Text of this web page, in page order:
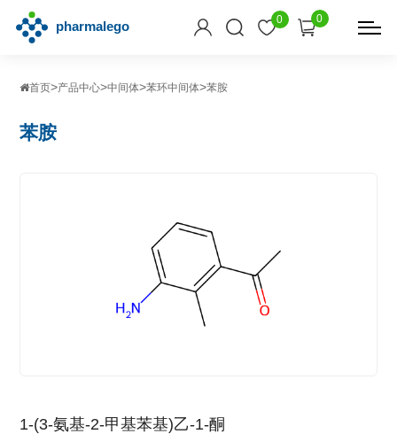
0 0
首页>产品中心>中间体>苯环中间体>苯胺
苯胺
1-(3-氨基-2-甲基苯基)乙-1-酮